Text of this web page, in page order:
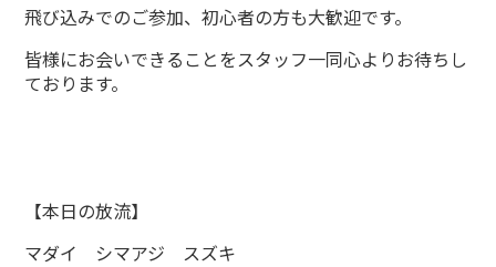
飛び込みでのご参加、初心者の方も大歓迎です。
皆様にお会いできることをスタッフ一同心よりお待ちし
ております。
【本日の放流】
マダイ シマアジ スズキ